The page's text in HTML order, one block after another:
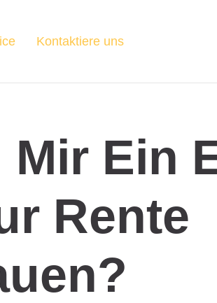
Kontaktiere uns
Ein
Rente